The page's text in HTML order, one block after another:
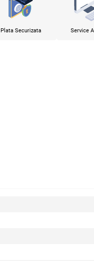
Plata Securizata Service